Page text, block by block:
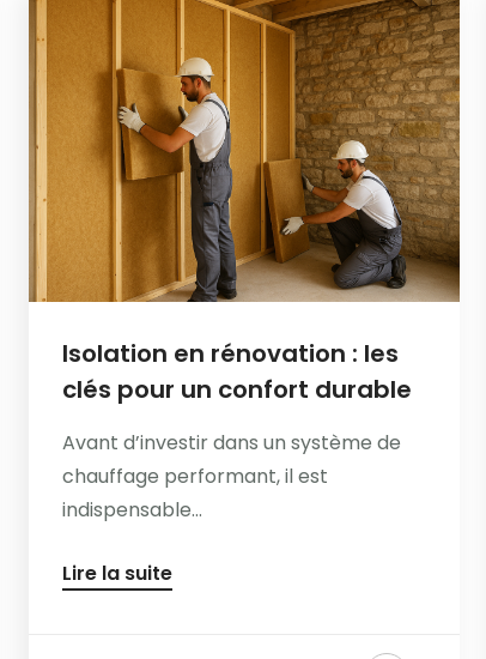
Isolation en rénovation : les
clés pour un confort durable
Avant d’investir dans un système de
chauffage performant, il est
indispensable...
Lire la suite